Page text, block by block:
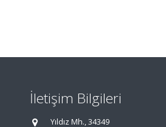
İletişim Bilgileri
Yıldız Mh., 34349